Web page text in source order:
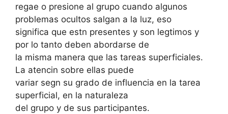
regae o presione al grupo cuando algunos
problemas ocultos salgan a la luz, eso
significa que estn presentes y son legtimos y
por lo tanto deben abordarse de
la misma manera que las tareas superficiales.
La atencin sobre ellas puede
variar segn su grado de influencia en la tarea
superficial, en la naturaleza
del grupo y de sus participantes.